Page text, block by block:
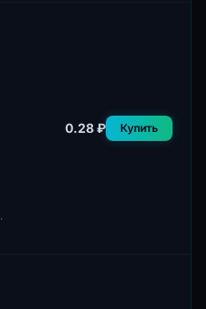
0.28 ₽ Купить